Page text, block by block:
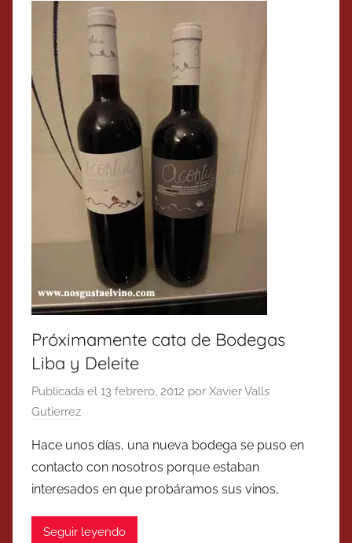
Próximamente cata de Bodegas
Liba y Deleite
Publicada el 13 febrero, 2012 por Xavier Valls
Gutierrez
Hace unos días, una nueva bodega se puso en
contacto con nosotros porque estaban
interesados en que probáramos sus vinos,
Seguir leyendo